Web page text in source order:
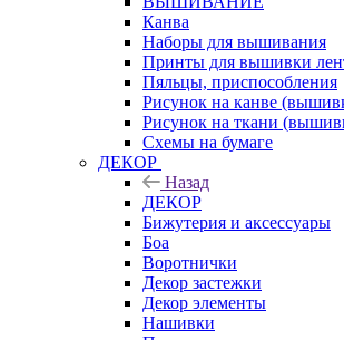
Канва
Наборы для вышивания
Принты для вышивки
Пяльцы, приспособления
Рисунок на канве
Рисунок на ткани
Схемы на бумаге
ДЕКОР
Назад
ДЕКОР
Бижутерия и аксессуары
Боа
Воротнички
Декор застежки
Декор элементы
Нашивки